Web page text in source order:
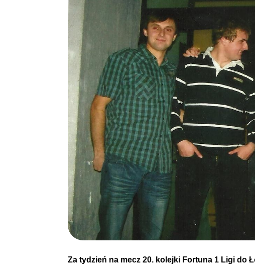
Za tydzień na mecz 20. kolejki Fortuna 1 Ligi do